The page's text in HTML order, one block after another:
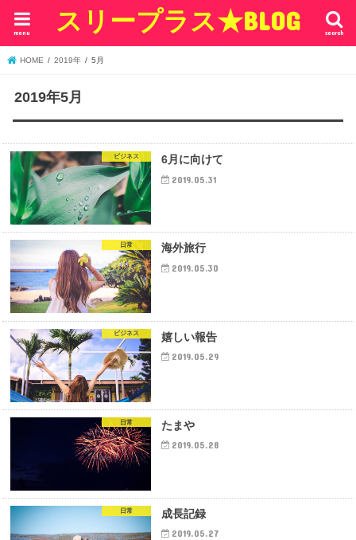
スリープラス★BLOG search
menu
HOME 2019年 5月
2019年5月
ビジネス 6月に向けて
2019.05.31
日常 海外旅行
2019.05.30
ビジネス 嬉しい報告
2019.05.29
日常 たまや
2019.05.28
日常 成長記録
2019.05.27